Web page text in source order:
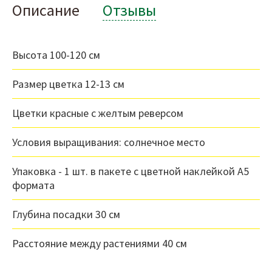
Описание Отзывы
Высота 100-120 см
Размер цветка 12-13 см
Цветки красные с желтым реверсом
Условия выращивания: солнечное место
Упаковка - 1 шт. в пакете с цветной наклейкой А5
формата
Глубина посадки 30 см
Расстояние между растениями 40 см